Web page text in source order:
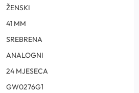
ŽENSKI
41 MM
SREBRENA
ANALOGNI
24 MJESECA
GW0276G1